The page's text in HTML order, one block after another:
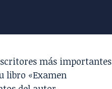
más importantes
libro «Examen